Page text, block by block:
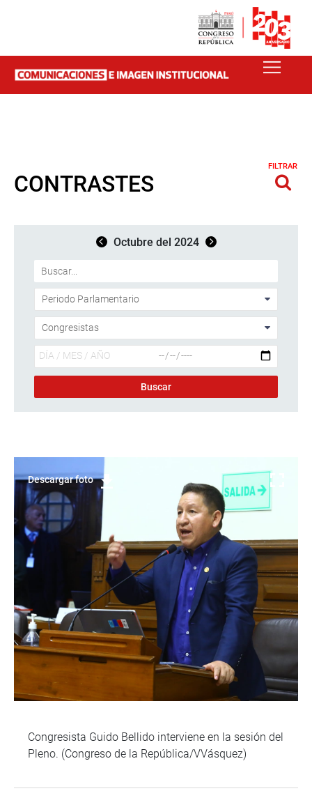
CONTRASTES
FILTRAR
Octubre del 2024
Descargar foto
Congresista Guido Bellido interviene en la sesión del
Pleno. (Congreso de la República/VVásquez)